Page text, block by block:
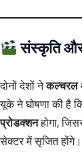
संस्कृति और
दोनों देशों नेकल्चरल
यूके ने घोषणा की है
प्रोडक्शनहोगा,
सेक्टर में सृजित होंगे।